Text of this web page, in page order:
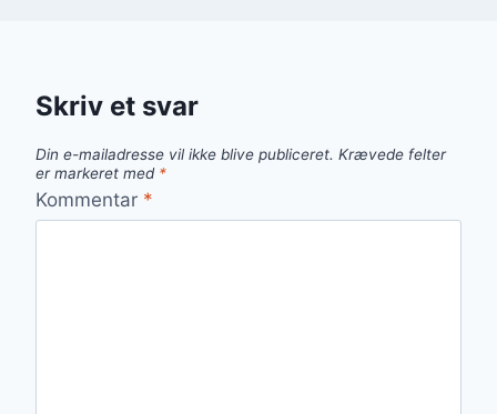
Skriv et svar
Din e-mailadresse vil ikke blive publiceret. Krævede felter
er markeret med *
Kommentar *